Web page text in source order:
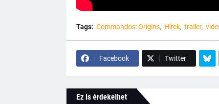
Tags: Commandos: Origins Hírek trailer
Facebook Twitter
Ez is érdekelhet